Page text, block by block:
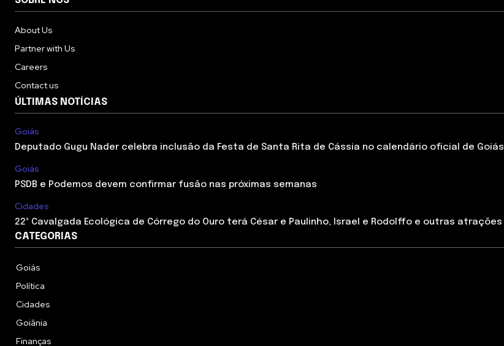
About Us
Partner with Us
Careers
Contact us
ÚLTIMAS NOTÍCIAS
Goiás
Deputado Gugu Nader celebra inclusão da Festa de Santa Rita de Cássia no calendário oficial de Goiás
Goiás
PSDB e Podemos devem confirmar fusão nas próximas semanas
Cidades
22ª Cavalgada Ecológica de Córrego do Ouro terá César e Paulinho, Israel e Rodolffo e outras atrações
CATEGORIAS
Goiás
Política
Cidades
Goiânia
Finanças